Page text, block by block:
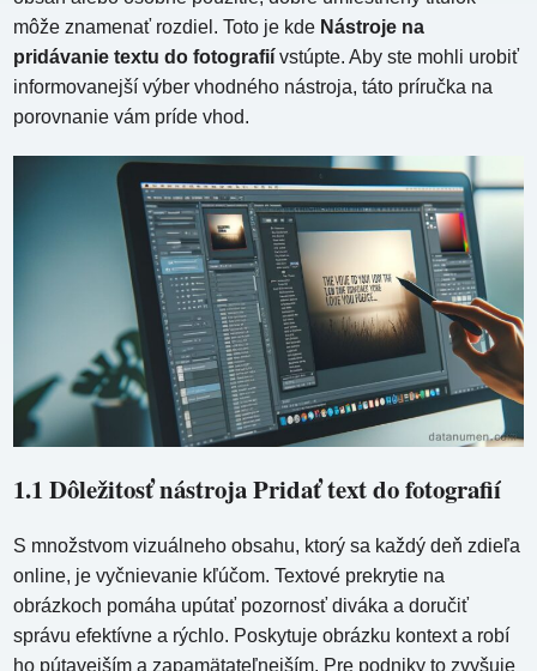
môže znamenať rozdiel. Toto je kde Nástroje na
pridávanie textu do fotografií vstúpte. Aby ste mohli urobiť
informovanejší výber vhodného nástroja, táto príručka na
porovnanie vám príde vhod.
1.1 Dôležitosť nástroja Pridať text do fotografií
S množstvom vizuálneho obsahu, ktorý sa každý deň zdieľa
online, je vyčnievanie kľúčom. Textové prekrytie na
obrázkoch pomáha upútať pozornosť diváka a doručiť
správu efektívne a rýchlo. Poskytuje obrázku kontext a robí
ho pútavejším a zapamätateľnejším. Pre podniky to zvyšuje